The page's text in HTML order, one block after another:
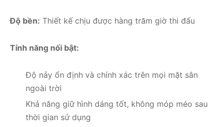
Độ bền: Thiết kế chịu được hàng trăm giờ thi đấu
Tính năng nổi bật:
Độ nảy ổn định và chính xác trên mọi mặt sân
ngoài trời
Khả năng giữ hình dáng tốt, không móp méo sau
thời gian sử dụng